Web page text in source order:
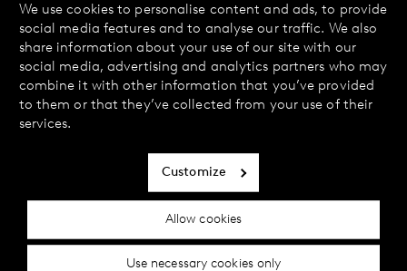
We use cookies to personalise content and ads, to provide
social media features and to analyse our traffic. We also
share information about your use of our site with our
social media, advertising and analytics partners who may
combine it with other information that you’ve provided
to them or that they’ve collected from your use of their
services.
Allow cookies
Customize
Use necessary cookies only
Vanlige spørsmål
Vilkår
Personvernerklæring
Bytte og retur
Informasjonskapsler
Cookie-innstillinger